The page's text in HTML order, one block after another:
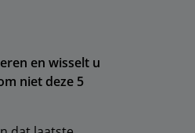
en wisselt u
niet deze 5